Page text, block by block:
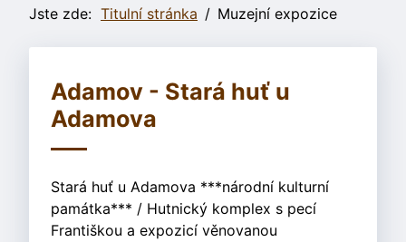
Jste zde: Titulní stránka Muzejní expozice
Adamov - Stará huť u
Adamova
Stará huť u Adamova ***národní kulturní
památka*** / Hutnický komplex s pecí
Františkou a expozicí věnovanou